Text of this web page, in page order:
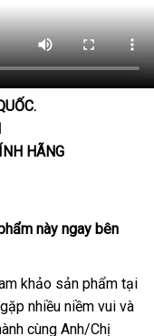
HÃNG
này ngay bên
khảo sản phẩm tại
nhiều niềm vui phân
và
cùng Anh/Chị